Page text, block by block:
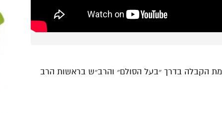
הקבלה בדרך ״בעל הסולם״ והרב״ש בראשות הרב